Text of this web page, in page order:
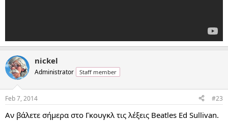
nickel
Administrator Staff member
Feb 7, 2014 #23
Αν βάλετε σήμερα στο Γκουγκλ τις λέξεις Beatles Ed Sullivan.